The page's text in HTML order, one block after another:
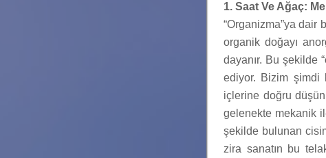
1. Saat Ve Ağaç:
“Organizma”ya dair
organik doğayı
dayanır. Bu şekilde
ediyor. Bizim şimdi
içlerine doğru
gelenekte mekanik
şekilde bulunan
zira sanatın bu